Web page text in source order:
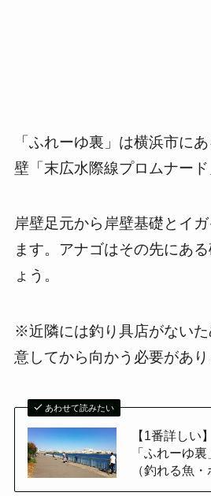
「ふれーゆ裏」は横浜市に
壁「末広水際線プロムナード
岸壁足元から岸壁基礎とイ
ます。アナゴはその先にあ
ょう。
※近隣には釣り具店がないた
意してから向かう必要があり
あわせて読みたい
【1番詳しい
「ふれーゆ
（釣れる魚・